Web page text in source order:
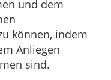
und dem
können, indem
Anliegen
sind.